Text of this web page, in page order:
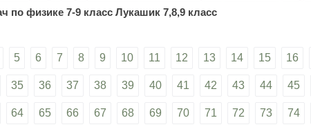
по физике 7-9 класс Лукашик 7,8,9 класс
5 6 7 8 9 10 11 12 13 14 15 16
35 36 37 38 39 40 41 42 43 44 45
64 65 66 67 68 69 70 71 72 73 74